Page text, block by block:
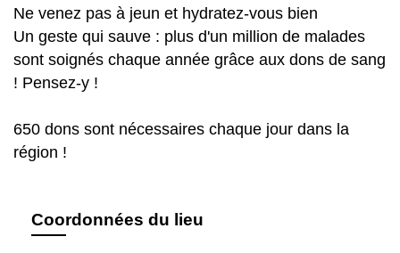
Ne venez pas à jeun et hydratez-vous bien
Un geste qui sauve : plus d'un million de malades
sont soignés chaque année grâce aux dons de sang
! Pensez-y !
650 dons sont nécessaires chaque jour dans la
région !
Coordonnées du lieu